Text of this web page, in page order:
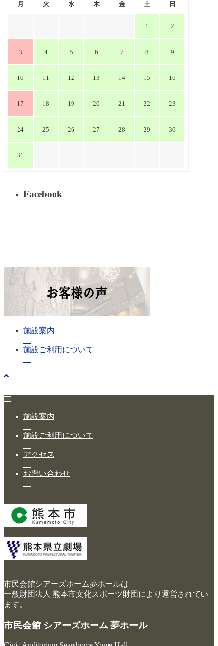
月 火 水 木 金 土 日
1 2
3 4 5 6 7 8 9
10 11 12 13 14 15 16
17 18 19 20 21 22 23
24 25 26 27 28 29 30
31
Facebook
施設案内
施設ご利用について
施設案内
施設ご利用について
アクセス
お問い合わせ
市民会館シアーズホーム夢ホールは
一般財団法人 熊本市文化スポーツ財団により運営されてい
ます。
市民会館 シアーズホーム 夢ホール